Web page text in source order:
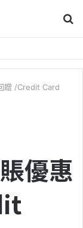
尋
贈 /Credit Card
優惠